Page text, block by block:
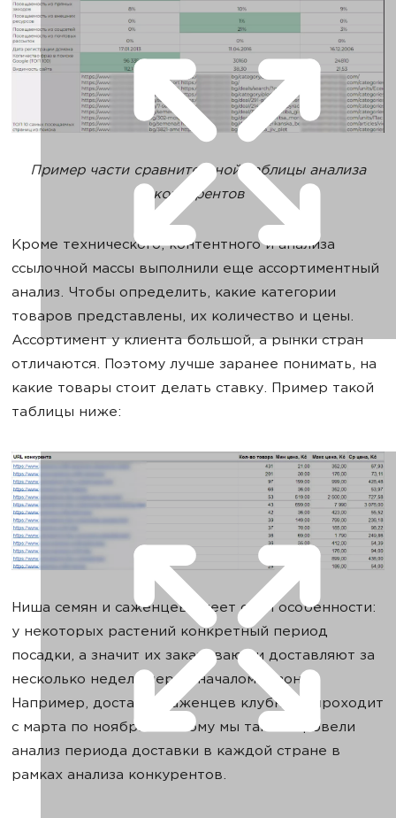
Пример части сравнительной таблицы анализа
конкурентов
Кроме технического, контентного и анализа
ссылочной массы выполнили еще ассортиментный
анализ. Чтобы определить, какие категории
товаров представлены, их количество и цены.
Ассортимент у клиента большой, а рынки стран
отличаются. Поэтому лучше заранее понимать, на
какие товары стоит делать ставку. Пример такой
таблицы ниже:
Ниша семян и саженцев имеет свои особенности:
у некоторых растений конкретный период
посадки, а значит их заказывают и доставляют за
несколько недель перед началом сезона.
Например, доставка саженцев клубники проходит
с марта по ноябрь. Поэтому мы также провели
анализ периода доставки в каждой стране в
рамках анализа конкурентов.